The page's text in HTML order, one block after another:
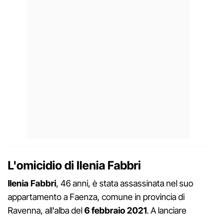
L'omicidio di Ilenia Fabbri
Ilenia Fabbri, 46 anni, è stata assassinata nel suo
appartamento a Faenza, comune in provincia di
Ravenna, all'alba del6 febbraio 2021. A lanciare